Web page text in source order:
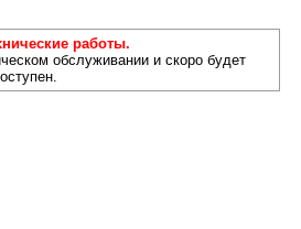
работы.
обслуживании и скоро будет